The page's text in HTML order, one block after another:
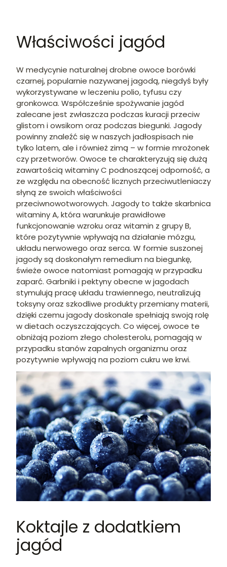
Właściwości jagód
W medycynie naturalnej drobne owoce borówki
czarnej, popularnie nazywanej jagodą, niegdyś były
wykorzystywane w leczeniu polio, tyfusu czy
gronkowca. Współcześnie spożywanie jagód
zalecane jest zwłaszcza podczas kuracji przeciw
glistom i owsikom oraz podczas biegunki. Jagody
powinny znaleźć się w naszych jadłospisach nie
tylko latem, ale i również zimą – w formie mrożonek
czy przetworów. Owoce te charakteryzują się dużą
zawartością witaminy C podnoszącej odporność, a
ze względu na obecność licznych przeciwutleniaczy
słyną ze swoich właściwości
przeciwnowotworowych. Jagody to także skarbnica
witaminy A, która warunkuje prawidłowe
funkcjonowanie wzroku oraz witamin z grupy B,
które pozytywnie wpływają na działanie mózgu,
układu nerwowego oraz serca. W formie suszonej
jagody są doskonałym remedium na biegunkę,
świeże owoce natomiast pomagają w przypadku
zaparć. Garbniki i pektyny obecne w jagodach
stymulują pracę układu trawiennego, neutralizują
toksyny oraz szkodliwe produkty przemiany materii,
dzięki czemu jagody doskonale spełniają swoją rolę
w dietach oczyszczających. Co więcej, owoce te
obniżają poziom złego cholesterolu, pomagają w
przypadku stanów zapalnych organizmu oraz
pozytywnie wpływają na poziom cukru we krwi.
Koktajle z dodatkiem
jagód